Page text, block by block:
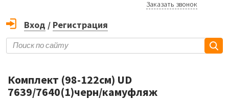
Заказать звонок
Вход / Регистрация
Комплект (98-122см) UD
7639/7640(1)черн/камуфляж